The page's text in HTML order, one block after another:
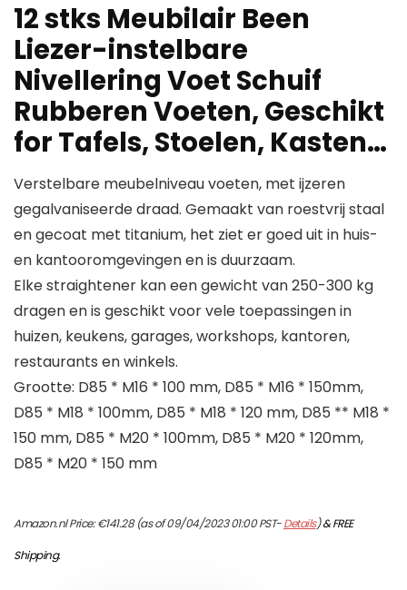
12 stks Meubilair Been
Liezer-instelbare
Nivellering Voet Schuif
Rubberen Voeten, Geschikt
for Tafels, Stoelen, Kasten…
Verstelbare meubelniveau voeten, met ijzeren
gegalvaniseerde draad. Gemaakt van roestvrij staal
en gecoat met titanium, het ziet er goed uit in huis-
en kantooromgevingen en is duurzaam.
Elke straightener kan een gewicht van 250-300 kg
dragen en is geschikt voor vele toepassingen in
huizen, keukens, garages, workshops, kantoren,
restaurants en winkels.
Grootte: D85 * M16 * 100 mm, D85 * M16 * 150mm,
D85 * M18 * 100mm, D85 * M18 * 120 mm, D85 ** M18 *
150 mm, D85 * M20 * 100mm, D85 * M20 * 120mm,
D85 * M20 * 150 mm
Amazon.nl Price:€141.28(as of 09/04/2023 01:00 PST-Details)&FREE
Shipping.